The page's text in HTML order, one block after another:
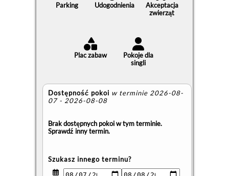
Parking Udogodnienia
Akceptacja
zwierząt
Plac zabaw
Pokoje dla
singli
Dostępność pokoi w terminie 2026-08-
07 - 2026-08-08
Brak dostępnych pokoi w tym terminie.
Sprawdź inny termin.
Szukasz innego terminu?